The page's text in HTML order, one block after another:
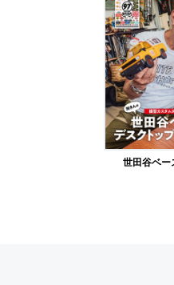
世田谷ベ